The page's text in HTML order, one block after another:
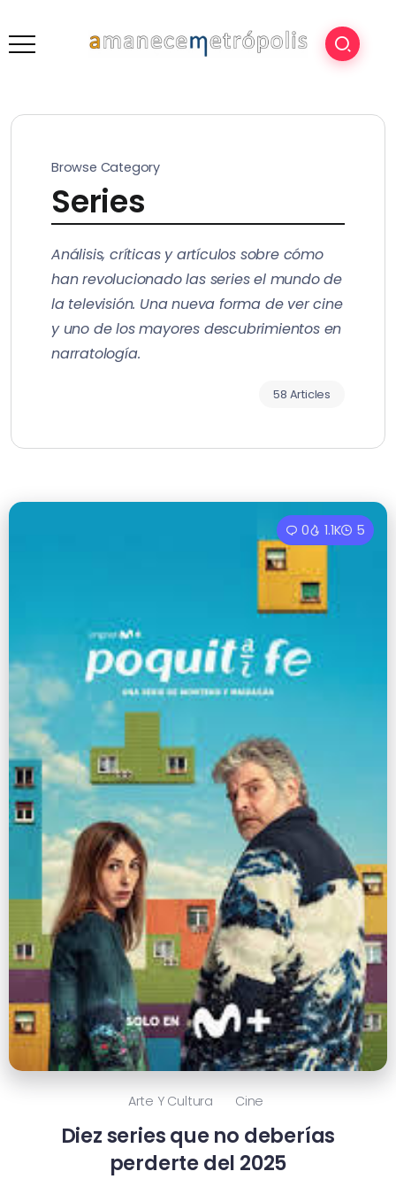
Browse Category
Series
Análisis, críticas y artículos sobre cómo
han revolucionado las series el mundo de
la televisión. Una nueva forma de ver cine
y uno de los mayores descubrimientos en
narratología.
58 Articles
0 1.1K 5
Arte Y Cultura Cine
Diez series que no deberías
perderte del 2025